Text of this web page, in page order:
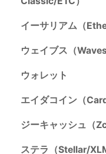
イーサリアム（
ウェイブス（
ウォレット
エイダコイン（
ジーキャッシュ（
ステラ（Stellar/